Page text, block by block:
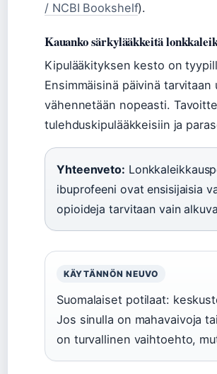
/ NCBI Bookshelf).
Kauanko särkylääkkeitä
Kipulääkityksen kesto on
Ensimmäisinä päivinä
vähennetään nopeasti.
tulehduskipulääkkeisiin ja
Yhteenveto:
ibuprofeeni ovat ensisijaisia
opioideja tarvitaan vain
KÄYTÄNNÖN NEUVO
Suomalaiset potilaat:
Jos sinulla on mahavaivoja
on turvallinen vaihtoehto,